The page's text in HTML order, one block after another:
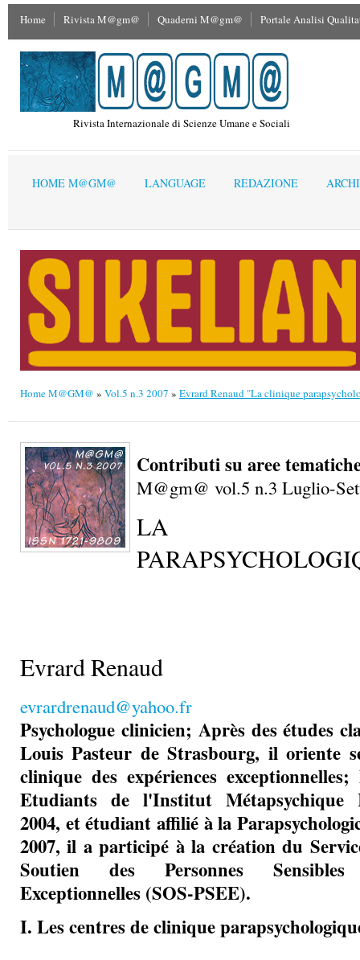
Home Rivista M@gm@ Quaderni M@gm@ Portale Analisi
Rivista Internazionale di Scienze Umane e Sociali
HOME M@GM@ LANGUAGE REDAZIONE
Home M@GM@ » Vol.5 n.3 2007 » Evrard Renaud "La clinique
Contributi su aree
M@gm@ vol.5 n.3 Luglio-
LA
Evrard Renaud
evrardrenaud@yahoo.fr
Psychologue clinicien; Après des études
Louis Pasteur de Strasbourg, il oriente
clinique des expériences
Etudiants de l'Institut Métapsychique
2004, et étudiant affilié à la
2007, il a participé à la création du
Soutien des Personnes
Exceptionnelles (SOS-PSEE).
I. Les centres de clinique